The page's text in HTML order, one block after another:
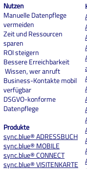
Nutzen
Manuelle Datenpflege
vermeiden
Zeit und Ressourcen
sparen
ROI steigern
Bessere Erreichbarkeit
Wissen, wer anruft
Business-Kontakte mobil
verfügbar
DSGVO-konforme
Datenpflege
Produkte
sync.blue® ADRESSBUCH
sync.blue® MOBILE
sync.blue® CONNECT
sync.blue® VISITENKARTE